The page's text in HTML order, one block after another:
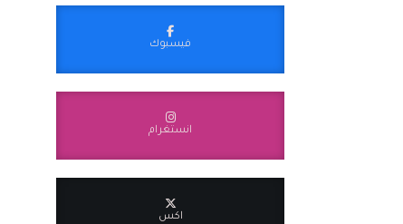
فيسبوك
انستغرام
اكس